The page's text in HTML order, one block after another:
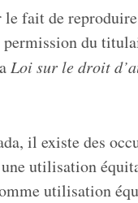
fait de
du
Loi sur le droit
il existe des
utilisation
utilisation